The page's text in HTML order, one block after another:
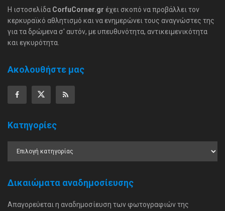
Η ιστοσελίδα CorfuCorner.gr έχει σκοπό να προβάλλει τον
κερκυραϊκό αθλητισμό και να ενημερώνει τους αναγνώστες της
για τα δρώμενα σ' αυτόν, με υπευθυνότητα, αντικειμενικότητα
και εγκυρότητα.
Ακολουθήστε μας
Κατηγορίες
Δικαιώματα αναδημοσίευσης
Απαγορεύεται η αναδημοσίευση των φωτογραφιών της